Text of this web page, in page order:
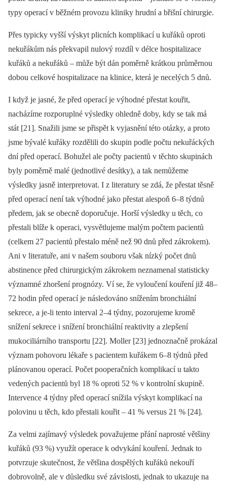
typy operací v běžném provozu kliniky hrudní a břišní chirurgie.
Přes typicky vyšší výskyt plicních komplikací u kuřáků oproti
nekuřákům nás překvapil nulový rozdíl v délce hospitalizace
kuřáků a nekuřáků –⁠ může být dán poměrně krátkou průměrnou
dobou celkové hospitalizace na klinice, která je necelých 5 dnů.
I když je jasné, že před operací je výhodné přestat kouřit,
nacházíme rozporuplné výsledky ohledně doby, kdy se tak má
stát [21]. Snažili jsme se přispět k vyjasnění této otázky, a proto
jsme bývalé kuřáky rozdělili do skupin podle počtu nekuřáckých
dní před operací. Bohužel ale počty pacientů v těchto skupinách
byly poměrně malé (jednotlivé desítky), a tak nemůžeme
výsledky jasně interpretovat. I z literatury se zdá, že přestat těsně
před operací není tak výhodné jako přestat alespoň 6–8 týdnů
předem, jak se obecně doporučuje. Horší výsledky u těch, co
přestali blíže k operaci, vysvětlujeme malým počtem pacientů
(celkem 27 pacientů přestalo méně než 90 dnů před zákrokem).
Ani v literatuře, ani v našem souboru však nízký počet dnů
abstinence před chirurgickým zákrokem neznamenal statisticky
významné zhoršení prognózy. Ví se, že vyloučení kouření již 48–
72 hodin před operací je následováno snížením bronchiální
sekrece, a je-li tento interval 2–4 týdny, pozorujeme kromě
snížení sekrece i snížení bronchiální reaktivity a zlepšení
mukociliárního transportu [22]. Moller [23] jednoznačně prokázal
význam pohovoru lékaře s pacientem kuřákem 6–8 týdnů před
plánovanou operací. Počet pooperačních komplikací u takto
vedených pacientů byl 18 % oproti 52 % v kontrolní skupině.
Intervence 4 týdny před operací snížila výskyt komplikací na
polovinu u těch, kdo přestali kouřit –⁠ 41 % versus 21 % [24].
Za velmi zajímavý výsledek považujeme přání naprosté většiny
kuřáků (93 %) využít operace k odvykání kouření. Jednak to
potvrzuje skutečnost, že většina dospělých kuřáků nekouří
dobrovolně, ale v důsledku své závislosti, jednak to ukazuje na